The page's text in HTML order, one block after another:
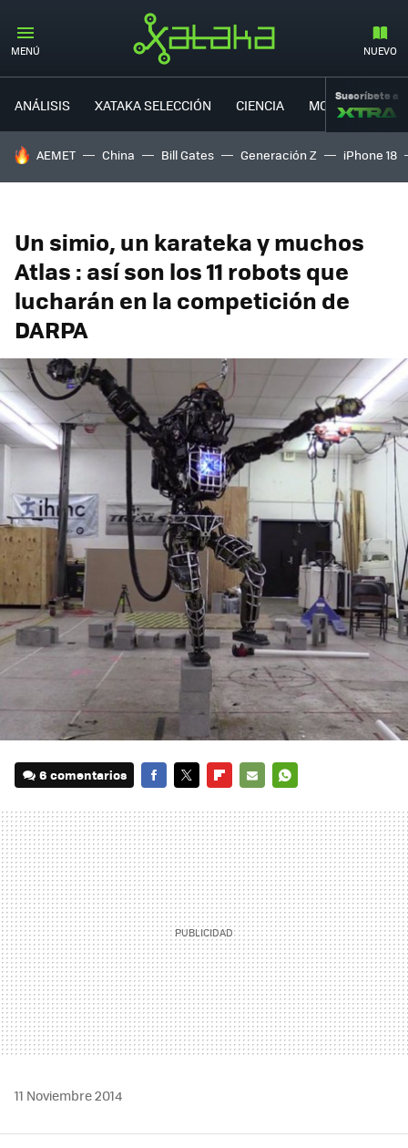
MENÚ NUEVO
ANÁLISIS XATAKA SELECCIÓN CIENCIA MOVILIDAD
Suscríbete a
HOY SE HABLA DE
AEMET China Bill Gates Generación Z iPhone 18
Un simio, un karateka y muchos
Atlas : así son los 11 robots que
lucharán en la competición de
DARPA
6 comentarios
MAIL
11 Noviembre 2014